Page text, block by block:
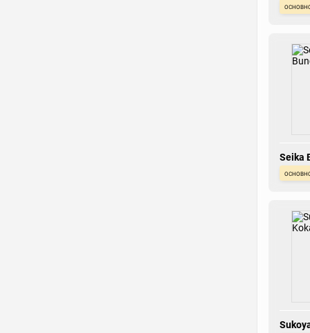
Seika